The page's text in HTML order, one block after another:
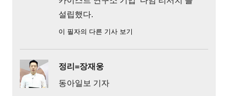
설립했다.
이 필자의 다른 기사 보기
정리=장재웅
동아일보 기자